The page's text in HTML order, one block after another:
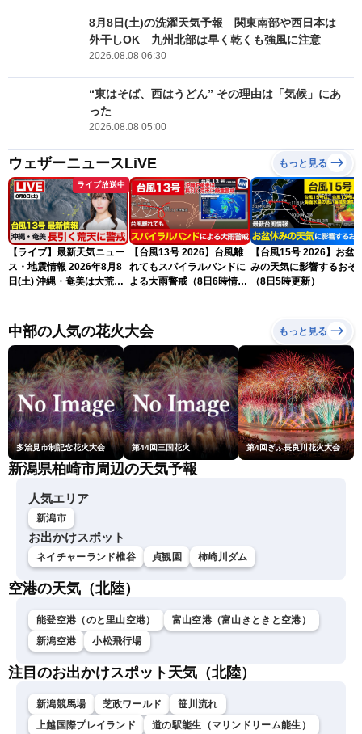
8月8日(土)の洗濯天気予報 関東南部や西日本は
外干しOK 九州北部は早く乾くも強風に注意
2026.08.08 06:30
“東はそば、西はうどん” その理由は「気候」にあ
った
2026.08.08 05:00
ウェザーニュースLiVE もっと見る
ライブ放送中
【ライブ】最新天気ニュー
ス・地震情報 2026年8月8
日(土) 沖縄・奄美は大荒れ
ースLiVEサンシャイン・魚
住茉由／山口剛央〉
【台風13号 2026】台風離
れてもスパイラルバンドに
よる大雨警戒（8日6時情
【台風15号 2026】お盆
みの天気に影響するおそ
（8日5時更新）
中部の人気の花火大会 もっと見る
多治見市制記念花火大会 第44回三国花火 第4回ぎふ長良川花火大会
新潟県柏崎市周辺の天気予報
人気エリア
新潟市
お出かけスポット
ネイチャーランド椎谷 貞観園 柿崎川ダム
空港の天気（北陸）
能登空港（のと里山空港）
富山空港（富山きときと空港）
新潟空港
小松飛行場
注目のお出かけスポット天気（北陸）
新潟競馬場 芝政ワールド
笹川流れ
上越国際プレイランド
道の駅能生（マリンドリーム能生）